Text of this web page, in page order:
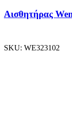
Αισθητήρας
SKU: WE323102